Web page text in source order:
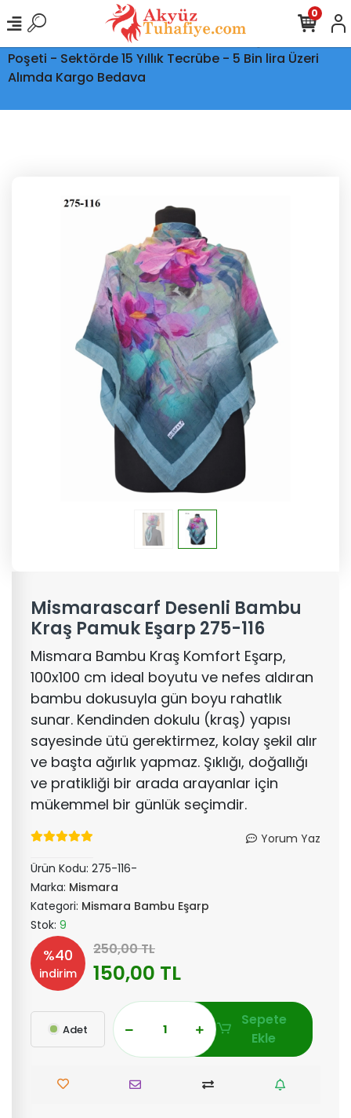
Ptt Kargo İle Tüm Türkiye'ye Teslimat - Şeffaf Kargo
Poşeti - Sektörde 15 Yıllık Tecrübe - 5 Bin lira Üzeri
Alımda Kargo Bedava
0
Mismarascarf Desenli Bambu
Kraş Pamuk Eşarp 275-116
Mismara Bambu Kraş Komfort Eşarp,
100x100 cm ideal boyutu ve nefes aldıran
bambu dokusuyla gün boyu rahatlık
sunar. Kendinden dokulu (kraş) yapısı
sayesinde ütü gerektirmez, kolay şekil alır
ve başta ağırlık yapmaz. Şıklığı, doğallığı
ve pratikliği bir arada arayanlar için
mükemmel bir günlük seçimdir.
Yorum Yaz
Ürün Kodu: 275-116-
Marka: Mismara
Kategori: Mismara Bambu Eşarp
Stok: 9
%40
indirim
250,00 TL
150,00 TL
Adet
Sepete
Ekle